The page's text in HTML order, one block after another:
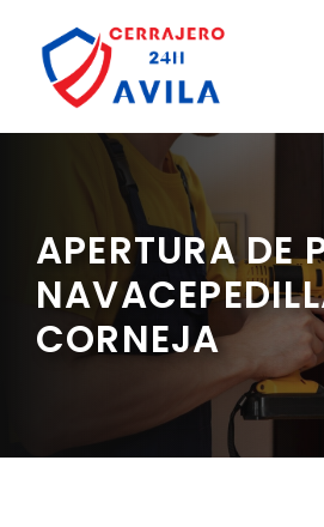
contenido
APERTURA DE
CORNEJA